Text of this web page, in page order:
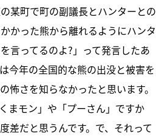
某町で町の副議長とハンターとの
かった熊から離れるようにハンタ
言ってるのよ?」って発言したあ
今年の全国的な熊の出没と被害を
怖さを知らなかったと思います。
まモン」や「プーさん」ですか
差だと思うんです。で、それって